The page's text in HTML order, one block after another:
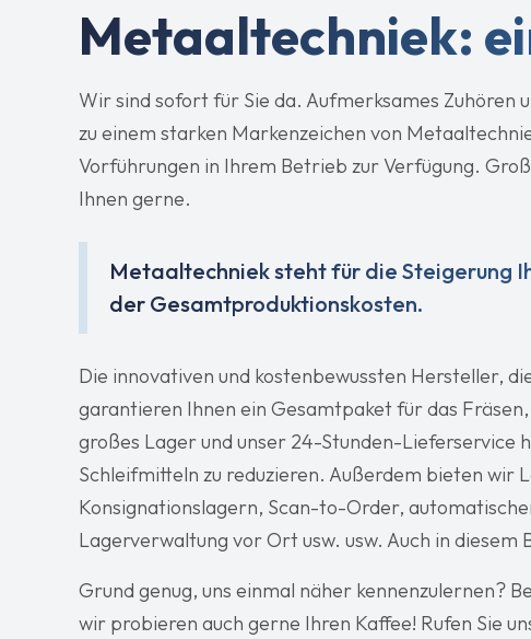
Metaaltechniek:
Wir sind sofort für Sie da. Aufmerksames Zuhören
zu einem starken Markenzeichen von
Vorführungen in Ihrem Betrieb zur Verfügung.
Ihnen gerne.
Metaaltechniek steht für die Steigerung
der Gesamtproduktionskosten.
Die innovativen und kostenbewussten Hersteller,
garantieren Ihnen ein Gesamtpaket für das
großes Lager und unser 24-Stunden-Lieferservice
Schleifmitteln zu reduzieren. Außerdem bieten wir
Konsignationslagern, Scan-to-Order,
Lagerverwaltung vor Ort usw. usw. Auch in
Grund genug, uns einmal näher kennenzulernen?
wir probieren auch gerne Ihren Kaffee! Rufen Sie